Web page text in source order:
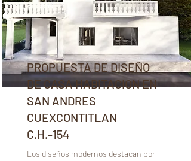
PROPUESTA DE DISEÑO
DE CASA HABITACION EN
SAN ANDRES
CUEXCONTITLAN
C.H.-154
Los diseños modernos destacan por